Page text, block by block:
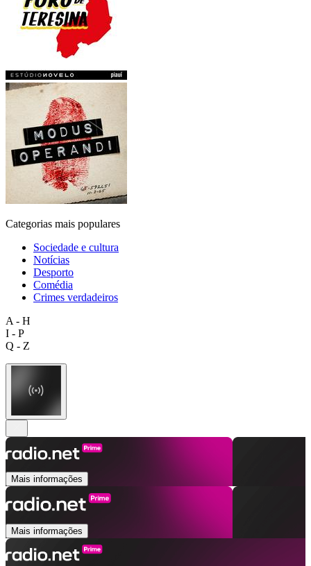
Categorias mais populares
Sociedade e cultura
Notícias
Desporto
Comédia
Crimes verdadeiros
A - H
I - P
Q - Z
Mais informações
Mais informações